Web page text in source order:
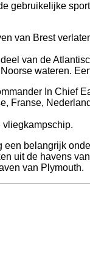
gebruikelijke
van Brest
van de
wateren.
In Chief
Franse,
vliegkampschip.
belangrijk
uit de havens
van Plymouth.